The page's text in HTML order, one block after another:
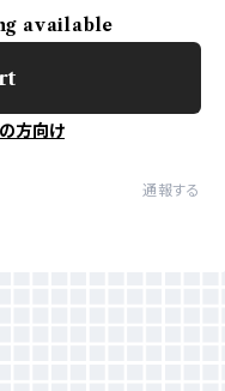
available
方向け
通報する